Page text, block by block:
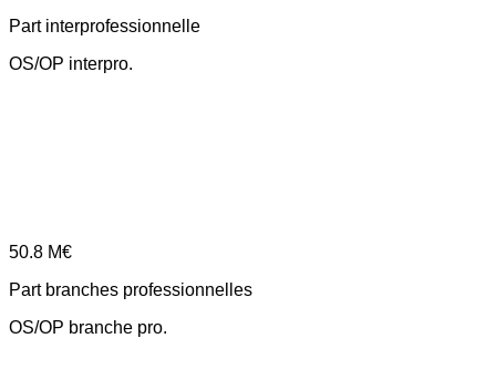
Part interprofessionnelle
OS/OP interpro.
50.8 M€
Part branches professionnelles
OS/OP branche pro.